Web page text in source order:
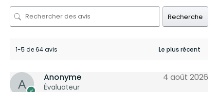
Recherche
1-5 de 64 avis
Anonyme
Évaluateur
4 août 2026